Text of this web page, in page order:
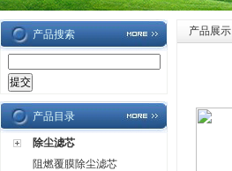
产品搜索
产品目录
除尘滤芯
阻燃覆膜除尘滤芯
产品展示